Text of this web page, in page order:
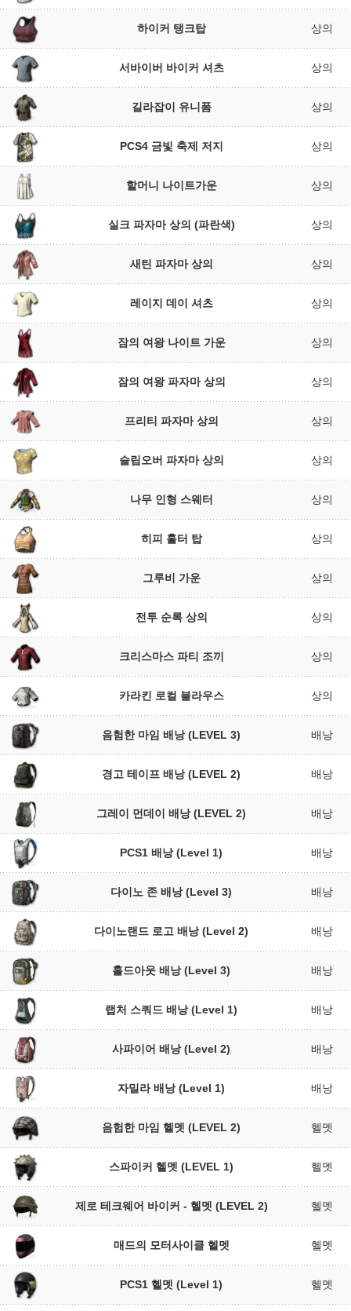
하이커 탱크탑 상의
서바이버 바이커 셔츠 상의
길라잡이 유니폼 상의
PCS4 금빛 축제 저지 상의
할머니 나이트가운 상의
실크 파자마 상의 (파란색) 상의
새틴 파자마 상의 상의
레이지 데이 셔츠 상의
잠의 여왕 나이트 가운 상의
잠의 여왕 파자마 상의 상의
프리티 파자마 상의 상의
슬립오버 파자마 상의 상의
나무 인형 스웨터 상의
히피 홀터 탑 상의
그루비 가운 상의
전투 순록 상의 상의
크리스마스 파티 조끼 상의
카라킨 로컬 블라우스 상의
음험한 마임 배낭 (LEVEL 3) 배낭
경고 테이프 배낭 (LEVEL 2) 배낭
그레이 먼데이 배낭 (LEVEL 2) 배낭
PCS1 배낭 (Level 1) 배낭
다이노 존 배낭 (Level 3) 배낭
다이노랜드 로고 배낭 (Level 2) 배낭
홀드아웃 배낭 (Level 3) 배낭
랩처 스쿼드 배낭 (Level 1) 배낭
사파이어 배낭 (Level 2) 배낭
자밀라 배낭 (Level 1) 배낭
음험한 마임 헬멧 (LEVEL 2) 헬멧
스파이커 헬멧 (LEVEL 1) 헬멧
제로 테크웨어 바이커 - 헬멧 (LEVEL 2) 헬멧
매드의 모터사이클 헬멧 헬멧
PCS1 헬멧 (Level 1) 헬멧